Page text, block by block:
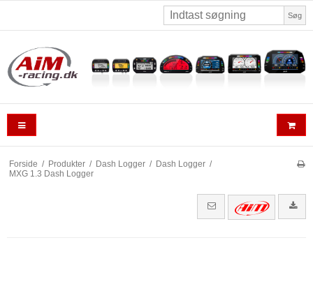
Søg
Forside / Produkter / Dash Logger / Dash Logger /
MXG 1.3 Dash Logger